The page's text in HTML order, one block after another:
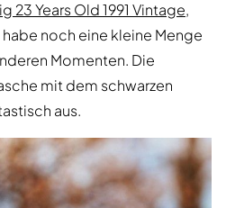
23 Years Old 1991 Vintage,
noch eine kleine Menge
Momenten. Die
mit dem schwarzen
aus.